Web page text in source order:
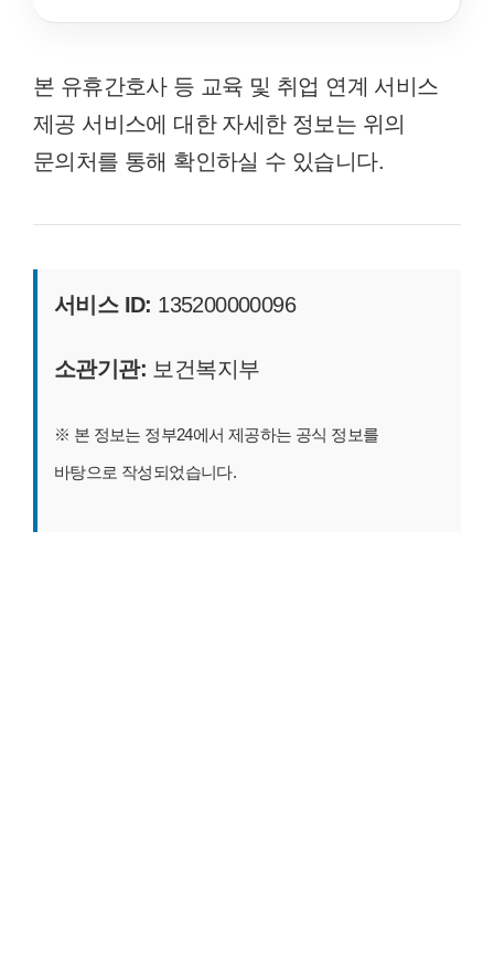
본 유휴간호사 등 교육 및 취업 연계 서비스
제공 서비스에 대한 자세한 정보는 위의
문의처를 통해 확인하실 수 있습니다.
서비스 ID: 135200000096
소관기관: 보건복지부
※ 본 정보는 정부24에서 제공하는 공식 정보를
바탕으로 작성되었습니다.